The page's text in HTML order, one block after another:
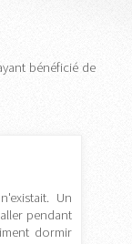
bénéficié de
Un
pendant
dormir